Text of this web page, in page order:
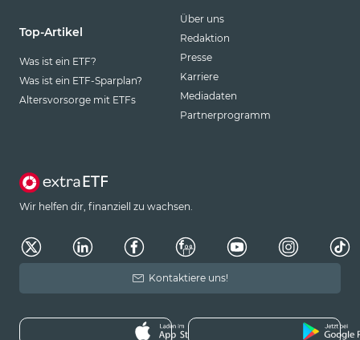
Top-Artikel
Was ist ein ETF?
Was ist ein ETF-Sparplan?
Altersvorsorge mit ETFs
Über uns
Redaktion
Presse
Karriere
Mediadaten
Partnerprogramm
Wir helfen dir, finanziell zu wachsen.
Kontaktiere uns!